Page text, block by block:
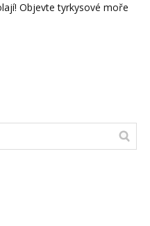
Objevte tyrkysové moře